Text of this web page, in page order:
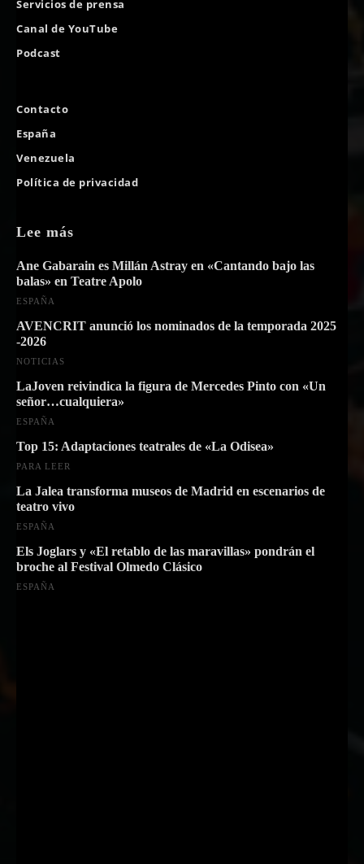
Servicios de prensa
Canal de YouTube
Podcast
Contacto
España
Venezuela
Política de privacidad
Lee más
Ane Gabarain es Millán Astray en «Cantando bajo las
balas» en Teatre Apolo
ESPAÑA
AVENCRIT anunció los nominados de la temporada 2025
-2026
NOTICIAS
LaJoven reivindica la figura de Mercedes Pinto con «Un
señor…cualquiera»
ESPAÑA
Top 15: Adaptaciones teatrales de «La Odisea»
PARA LEER
La Jalea transforma museos de Madrid en escenarios de
teatro vivo
ESPAÑA
Els Joglars y «El retablo de las maravillas» pondrán el
broche al Festival Olmedo Clásico
ESPAÑA